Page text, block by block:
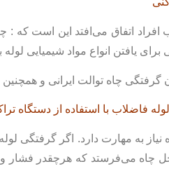
افراد اتفاق می‌افتد این است که :
یافتن انواع مواد شیمیایی
گرفتگی چاه توالت ایرانی و
فاضلاب با استفاده از دستگاه
نیاز به مهارت دارد. اگر
چاه می‌فرستد که هرچقدر فشار